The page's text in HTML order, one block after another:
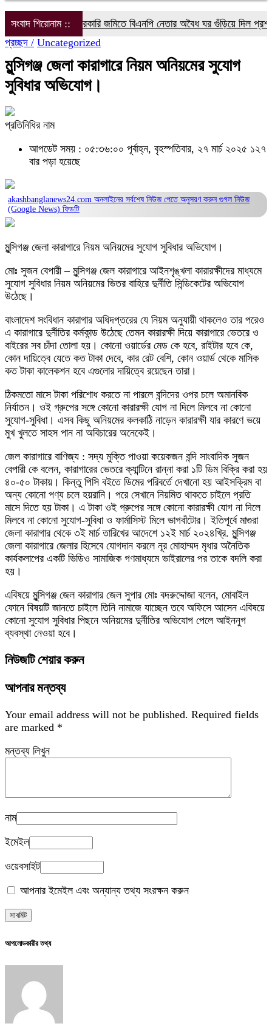
সংবাদ শিরোনাম ::সরকারি জমিতে বিএনপি নেতার অবৈধ ঘর গুঁড়িয়ে দিল প্রশাসন
প্রচ্ছদ / Uncategorized
মুন্সিগঞ্জ জেলা কারাগারে নিয়ম অনিয়মের সুযোগ
সুবিধার অভিযোগ।
প্রতিনিধির নাম
আপডেট সময় : ০৫:৩৬:০০ পূর্বাহ্ন, বৃহস্পতিবার, ২৭ মার্চ ২০২৫ ১২৭
বার পড়া হয়েছে
akashbanglanews24.com অনলাইনের সর্বশেষ নিউজ পেতে অনুসরণ করুন গুগল নিউজ
(Google News) ফিডটি
মুন্সিগঞ্জ জেলা কারাগারে নিয়ম অনিয়মের সুযোগ সুবিধার অভিযোগ।
মোঃ সুজন বেপারী – মুন্সিগঞ্জ জেল কারাগারে আইনশৃঙ্খলা কারারক্ষীদের মাধ্যমে
সুযোগ সুবিধার নিয়ম অনিয়মের ভিতর বাহিরে দুর্নীতি সিন্ডিকেটের অভিযোগ
উঠেছে।
বাংলাদেশ সংবিধান কারাগার অধিদপ্তরের যে নিয়ম অনুযায়ী থাকলেও তার পরেও
এ কারাগারে দুর্নীতির কর্মকান্ড উঠেছে তেমন কারারক্ষী দিয়ে কারাগারে ভেতরে ও
বাইরের সব চাঁদা তোলা হয়। কোনো ওয়ার্ডের মেড কে হবে, রাইটার হবে কে,
কোন দায়িত্বে যেতে কত টাকা দেবে, কার রেট বেশি, কোন ওয়ার্ড থেকে মাসিক
কত টাকা কালেকশন হবে এগুলোর দায়িত্বে রয়েছেন তারা।
ঠিকমতো মাসে টাকা পরিশোধ করতে না পারলে বন্দিদের ওপর চলে অমানবিক
নির্যাতন। ওই গ্রুপের সঙ্গে কোনো কারারক্ষী যোগ না দিলে মিলবে না কোনো
সুযোগ-সুবিধা। এসব কিছু অনিয়মের কলকাঠি নাড়েন কারারক্ষী যার কারণে ভয়ে
মুখ খুলতে সাহস পান না অবিচারের অনেকেই।
জেল কারাগারে বাণিজ্য : সদ্য মুক্তি পাওয়া কয়েকজন বন্দি সাংবাদিক সুজন
বেপারী কে বলেন, কারাগারের ভেতরে ক্যান্টিনে রান্না করা ১টি ডিম বিক্রি করা হয়
৪০-৫০ টাকায়। কিন্তু পিসি বইতে ডিমের পরিবর্তে দেখানো হয় আইসক্রিম বা
অন্য কোনো পণ্য চলে হয়রানি। পরে সেখানে নিয়মিত থাকতে চাইলে প্রতি
মাসে দিতে হয় টাকা। এ টাকা ওই গ্রুপের সঙ্গে কোনো কারারক্ষী যোগ না দিলে
মিলবে না কোনো সুযোগ-সুবিধা ও ফার্মাসিস্ট মিলে ভাগবাঁটোর। ইতিপূর্বে মাগুরা
জেলা কারাগার থেকে ৩ই মার্চ তারিখের আদেশে ১২ই মার্চ ২০২৪খ্রি. মুন্সিগঞ্জ
জেলা কারাগারে জেলার হিসেবে যোগদান করলে নূর মোহাম্মদ মৃধার অনৈতিক
কার্যকলাপের একটি ভিডিও সামাজিক গণমাধ্যমে ভাইরালের পর তাকে বদলি করা
হয়।
এবিষয়ে মুন্সিগঞ্জ জেল কারাগার জেল সুপার মোঃ বদরুদ্দোজা বলেন, মোবাইল
ফোনে বিষয়টি জানতে চাইলে তিনি নামাজে যাচ্ছেন তবে অফিসে আসেন এবিষয়ে
কোনো সুযোগ সুবিধার পিছনে অনিয়মের দুর্নীতির অভিযোগ পেলে আইননুগ
ব্যবস্থা নেওয়া হবে।
নিউজটি শেয়ার করুন
আপনার মন্তব্য
Your email address will not be published. Required fields
are marked *
মন্তব্য লিখুন
নাম
ইমেইল
ওয়েবসাইট
আপনার ইমেইল এবং অন্যান্য তথ্য সংরক্ষন করুন
আপলোডকারীর তথ্য